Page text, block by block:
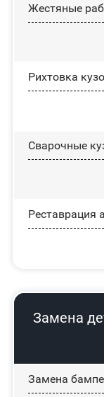
Жестяные
Рихтовка
Сварочные
Реставрация
Замена
Замена